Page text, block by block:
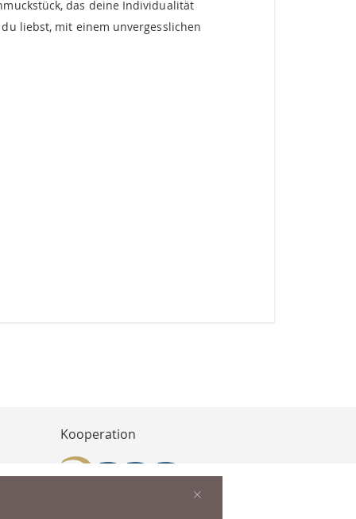
das deine Individualität
liebst, mit einem unvergesslichen
Kooperation
×